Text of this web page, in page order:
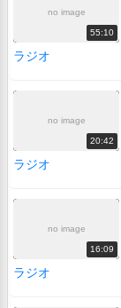
no image
55:10
ラジオ
no image
20:42
ラジオ
no image
16:09
ラジオ